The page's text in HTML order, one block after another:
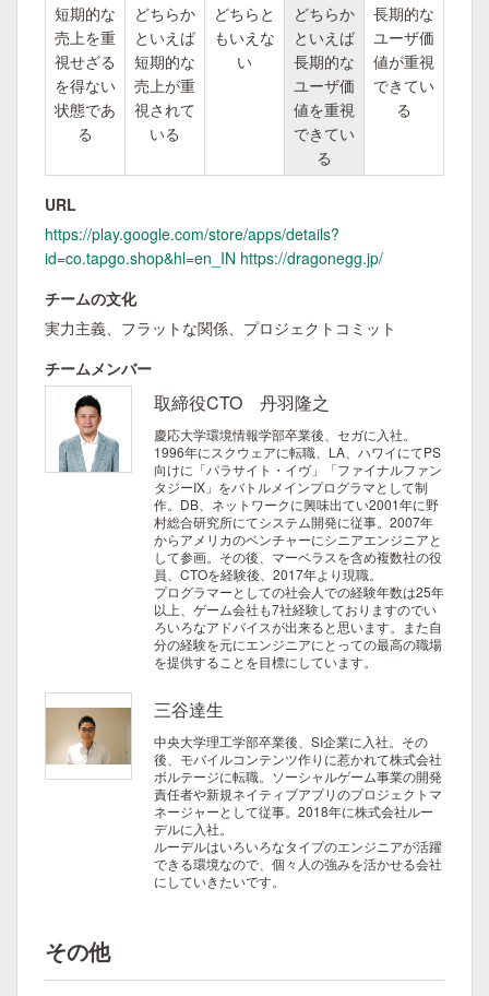
短期的な
売上を重
視せざる
を得ない
状態であ
る
どちらか
といえば
短期的な
売上が重
視されて
いる
どちらと
もいえな
い
どちらか
といえば
長期的な
ユーザ価
値を重視
できてい
る
長期的な
ユーザ価
値が重視
できてい
る
URL
https://play.google.com/store/apps/details?
id=co.tapgo.shop&hl=en_IN https://dragonegg.jp/
チームの文化
実力主義、フラットな関係、プロジェクトコミット
チームメンバー
取締役CTO 丹羽隆之
慶応大学環境情報学部卒業後、セガに入社。
1996年にスクウェアに転職、LA、ハワイにてPS
向けに「パラサイト・イヴ」「ファイナルファン
タジーIX」をバトルメインプログラマとして制
作。DB、ネットワークに興味出てい2001年に野
村総合研究所にてシステム開発に従事。2007年
からアメリカのベンチャーにシニアエンジニアと
して参画。その後、マーベラスを含め複数社の役
員、CTOを経験後、2017年より現職。
プログラマーとしての社会人での経験年数は25年
以上、ゲーム会社も7社経験しておりますのでい
ろいろなアドバイスが出来ると思います。また自
分の経験を元にエンジニアにとっての最高の職場
を提供することを目標にしています。
三谷達生
中央大学理工学部卒業後、SI企業に入社。その
後、モバイルコンテンツ作りに惹かれて株式会社
ボルテージに転職。ソーシャルゲーム事業の開発
責任者や新規ネイティブアプリのプロジェクトマ
ネージャーとして従事。2018年に株式会社ルー
デルに入社。
ルーデルはいろいろなタイプのエンジニアが活躍
できる環境なので、個々人の強みを活かせる会社
にしていきたいです。
その他